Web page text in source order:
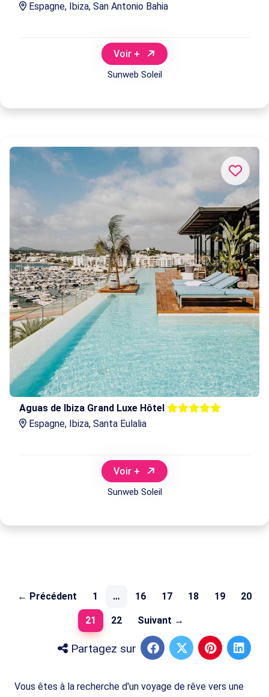
Espagne, Ibiza, San Antonio Bahia
Voir +
Sunweb Soleil
Aguas de Ibiza Grand Luxe Hôtel
Espagne, Ibiza, Santa Eulalia
Voir +
Sunweb Soleil
← Précédent 1 … 16 17 18 19 20
21 (current)
22 Suivant →
Partagez sur
Vous êtes à la recherche d'un voyage de rêve vers une